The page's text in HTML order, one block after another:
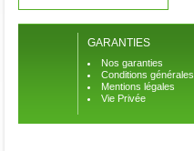
GARANTIES
Nos garanties
Conditions générales
Mentions légales
Vie Privée